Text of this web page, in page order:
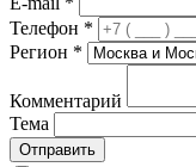
Телефон *
Регион *
Комментарий
Тема
Отправить